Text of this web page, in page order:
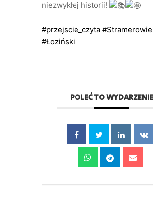
niezwykłej historii!
#przejscie_czyta #Stramerowie
#Łoziński
POLEĆ TO WYDARZENIE